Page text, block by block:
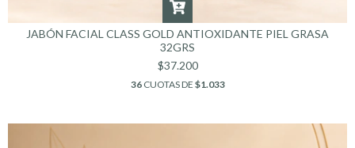
JABÓN FACIAL CLASS GOLD ANTIOXIDANTE PIEL GRASA
32GRS
$37.200
36CUOTAS DE $1.033